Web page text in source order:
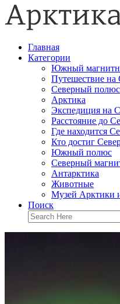
Главная
Категории
Южный
Путешествие
Северный полюс
Арктика
Экспедиция на
Расстояние до
Где находится
Кто достиг
Южный полюс
Северный
Антарктика
Животные
Музей Арктики
Поиск